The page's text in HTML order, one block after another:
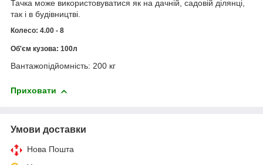
Тачка може використовуватися як на дачній, садовій ділянці,
так і в будівництві.
Колесо: 4.00 - 8
Об'єм кузова: 100л
Вантажопідйомність: 200 кг
Приховати
Умови доставки
Нова Пошта